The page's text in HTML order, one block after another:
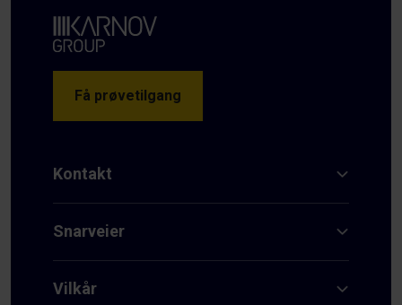
Få prøvetilgang
Kontakt
Snarveier
Vilkår